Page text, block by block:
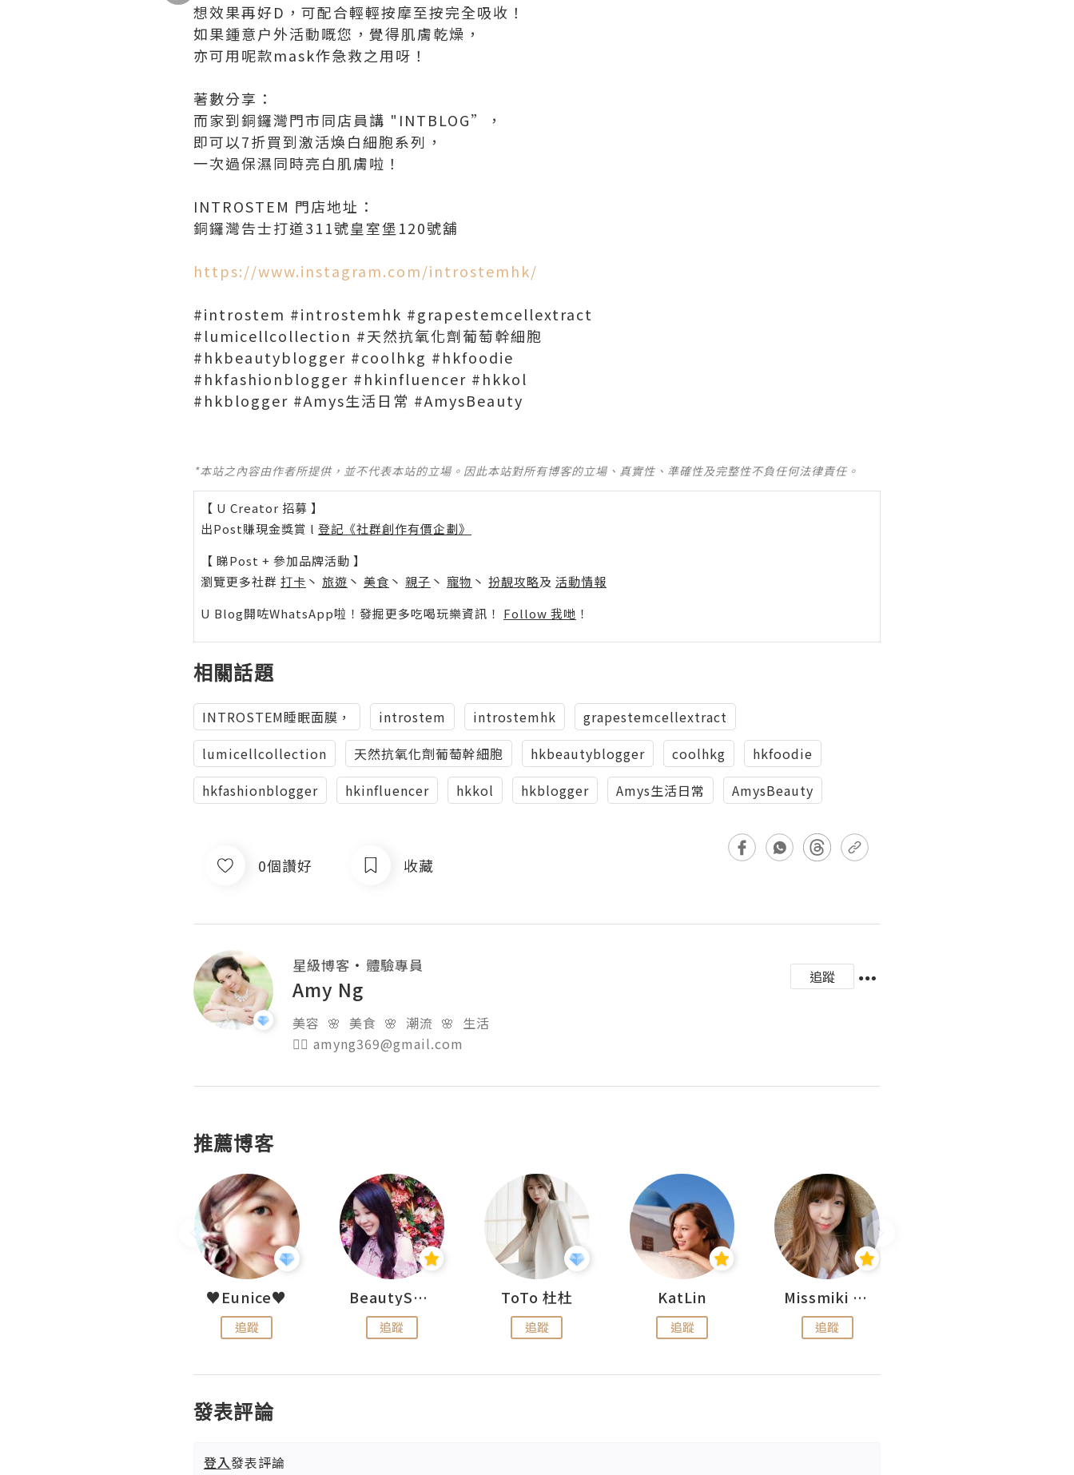
想效果再好D，可配合輕輕按摩至按完全吸收！
如果鍾意户外活動嘅您，覺得肌膚乾燥，
亦可用呢款mask作急救之用呀！
著數分享：
而家到銅鑼灣門市同店員講 "INTBLOG”，
即可以7折買到激活煥白細胞系列，
一次過保濕同時亮白肌膚啦！
INTROSTEM 門店地址：
銅鑼灣告士打道311號皇室堡120號舖
https://www.instagram.com/introstemhk/
#introstem #introstemhk #grapestemcellextract
#lumicellcollection #天然抗氧化劑葡萄幹細胞
#hkbeautyblogger #coolhkg #hkfoodie
#hkfashionblogger #hkinfluencer #hkkol
#hkblogger #Amys生活日常 #AmysBeauty
*本站之內容由作者所提供，並不代表本站的立場。因此本站對所有博客的立場、真實性、準確性及完整性不負任何法律責任。
【 U Creator 招募 】
出Post賺現金獎賞 l 登記《社群創作有價企劃》
【 睇Post + 參加品牌活動 】
瀏覽更多社群 打卡 丶 旅遊 丶 美食 丶 親子 丶 寵物 丶 扮靚攻略及 活動情報
U Blog開咗WhatsApp啦！發掘更多吃喝玩樂資訊！ Follow 我哋 ！
相關話題
INTROSTEM睡眠面膜， introstem introstemhk
grapestemcellextract
lumicellcollection
天然抗氧化劑葡萄幹細胞 hkbeautyblogger coolhkg
hkfoodie
hkfashionblogger
hkinfluencer hkkol hkblogger Amys生活日常 AmysBeauty
0個讚好 收藏
星級博客 ・ 體驗專員
Amy Ng 追蹤
美容  🌸  美食  🌸  潮流  🌸  生活
👉🏻 amyng369@gmail.com
推薦博客
♥Eunice♥
追蹤
BeautySearch
追蹤
ToTo 杜杜
追蹤
KatLin
追蹤
Missmiki 米奇小姐
追蹤
發表評論
登入發表評論